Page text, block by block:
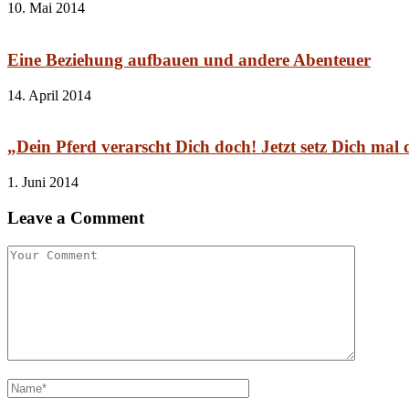
10. Mai 2014
Eine Beziehung aufbauen und andere Abenteuer
14. April 2014
„Dein Pferd verarscht Dich doch! Jetzt setz Dich mal
1. Juni 2014
Leave a Comment